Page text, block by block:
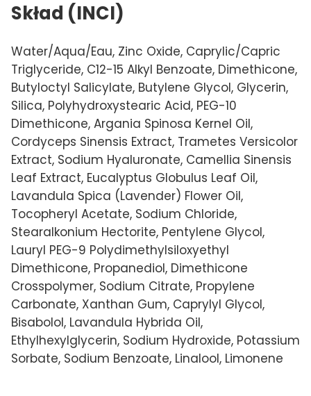
Skład (INCI)
Water/Aqua/Eau, Zinc Oxide, Caprylic/Capric
Triglyceride, C12-15 Alkyl Benzoate, Dimethicone,
Butyloctyl Salicylate, Butylene Glycol, Glycerin,
Silica, Polyhydroxystearic Acid, PEG-10
Dimethicone, Argania Spinosa Kernel Oil,
Cordyceps Sinensis Extract, Trametes Versicolor
Extract, Sodium Hyaluronate, Camellia Sinensis
Leaf Extract, Eucalyptus Globulus Leaf Oil,
Lavandula Spica (Lavender) Flower Oil,
Tocopheryl Acetate, Sodium Chloride,
Stearalkonium Hectorite, Pentylene Glycol,
Lauryl PEG-9 Polydimethylsiloxyethyl
Dimethicone, Propanediol, Dimethicone
Crosspolymer, Sodium Citrate, Propylene
Carbonate, Xanthan Gum, Caprylyl Glycol,
Bisabolol, Lavandula Hybrida Oil,
Ethylhexylglycerin, Sodium Hydroxide, Potassium
Sorbate, Sodium Benzoate, Linalool, Limonene